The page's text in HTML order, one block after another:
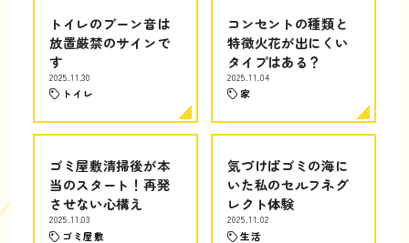
トイレのブーン音は
放置厳禁のサインで
す
2025.11.30
トイレ
コンセントの種類と
特徴火花が出にくい
タイプはある？
2025.11.04
家
ゴミ屋敷清掃後が本
当のスタート！再発
させない心構え
2025.11.03
ゴミ屋敷
気づけばゴミの海に
いた私のセルフネグ
レクト体験
2025.11.02
生活